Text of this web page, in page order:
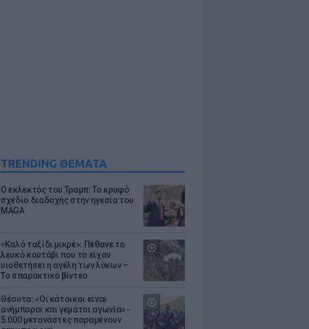
TRENDING ΘΕΜΑΤΑ
Ο εκλεκτός του Τραμπ: Το κρυφό
σχέδιο διαδοχής στην ηγεσία του
MAGA
«Καλό ταξίδι μικρέ»: Πέθανε το
λευκό κουτάβι που το είχαν
υιοθετήσει η αγέλη των λύκων –
Το σπαρακτικό βίντεο
Θέουτα: «Οι κάτοικοι είναι
ανήμποροι και γεμάτοι αγωνία» -
5.000 μετανάστες παραμένουν